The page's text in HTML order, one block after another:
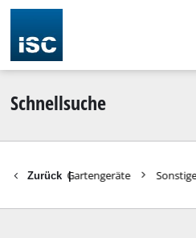
Schnellsuche
Zurück |
Ersatzteile Gartengeräte